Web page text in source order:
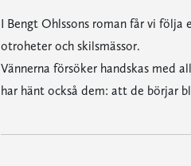
I Bengt Ohlssons roman får vi följa
otroheter och skilsmässor.
Vännerna försöker handskas med
har hänt också dem: att de börjar